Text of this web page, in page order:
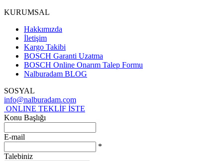
KURUMSAL
Hakkımızda
İletişim
Kargo Takibi
BOSCH Garanti Uzatma
BOSCH Online Onarım Talep Formu
Nalburadam BLOG
SOSYAL
info@nalburadam.com
ONLINE TEKLİF İSTE
Konu Başlığı
E-mail
*
Talebiniz